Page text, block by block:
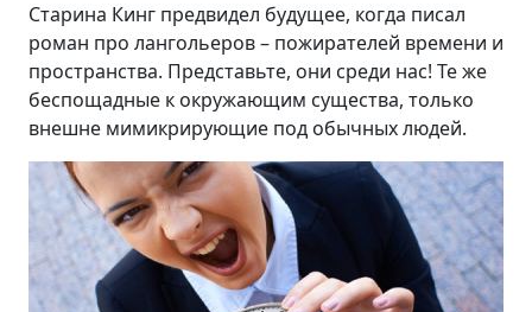
Старина Кинг предвидел будущее, когда писал
роман про лангольеров – пожирателей времени и
пространства. Представьте, они среди нас! Те же
беспощадные к окружающим существа, только
внешне мимикрирующие под обычных людей.